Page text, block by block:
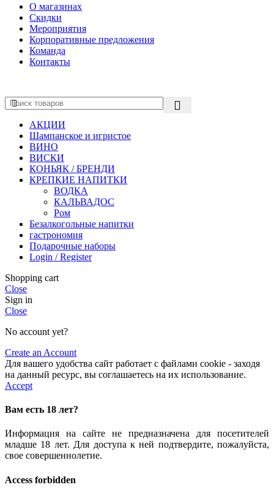
О магазинах
Скидки
Мероприятия
Корпоративные предложения
Команда
Контакты
АКЦИИ
Шампанское и игристое
ВИНО
ВИСКИ
КОНЬЯК / БРЕНДИ
КРЕПКИЕ НАПИТКИ
ВОДКА
КАЛЬВАДОС
Ром
Безалкогольные напитки
гастрономия
Подарочные наборы
Login / Register
Shopping cart
Close
Sign in
Close
No account yet?
Create an Account
Для вашего удобства сайт работает с файлами cookie - заходя
на данный ресурс, вы соглашаетесь на их использование.
Accept
Вам есть 18 лет?
Информация на сайте не предназначена для посетителей
младше 18 лет. Для доступа к ней подтвердите, пожалуйста,
свое совершеннолетие.
Access forbidden